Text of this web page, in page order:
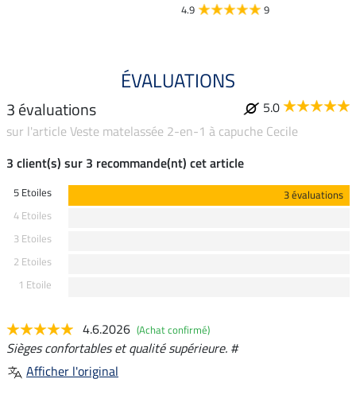
4.9 9
ÉVALUATIONS
3 évaluations
5.0
sur l'article Veste matelassée 2-en-1 à capuche Cecile
3 client(s) sur 3 recommande(nt) cet article
5 Etoiles
3 évaluations
4 Etoiles
3 Etoiles
2 Etoiles
1 Etoile
4.6.2026 (Achat confirmé)
Sièges confortables et qualité supérieure. #
Afficher l'original